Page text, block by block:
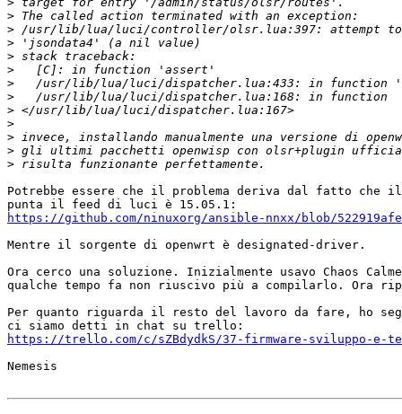
>
>
>
>
>
>
>
>
>
>
>
>
Potrebbe essere che il problema deriva dal fatto che
https://github.com/ninuxorg/ansible-nnxx/blob/
Mentre il sorgente di openwrt è designated-driver.
Ora cerco una soluzione. Inizialmente usavo Chaos
qualche tempo fa non riuscivo più a compilarlo. Ora
Per quanto riguarda il resto del lavoro da fare, ho
https://trello.com/c/sZBdydkS/37-firmware-sviluppo-e-
Nemesis